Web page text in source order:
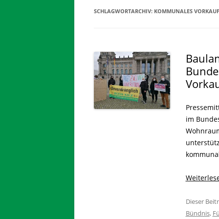
SCHLAGWORTARCHIV: KOMMUNALES
im
Dieser
Bündnis,